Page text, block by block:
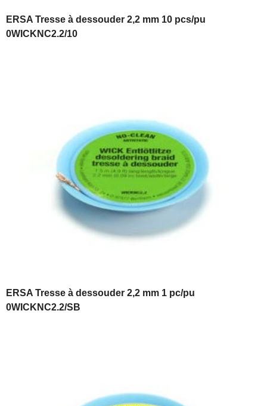
ERSA Tresse à dessouder 2,2 mm 10 pcs/pu
0WICKNC2.2/10
ERSA Tresse à dessouder 2,2 mm 1 pc/pu
0WICKNC2.2/SB